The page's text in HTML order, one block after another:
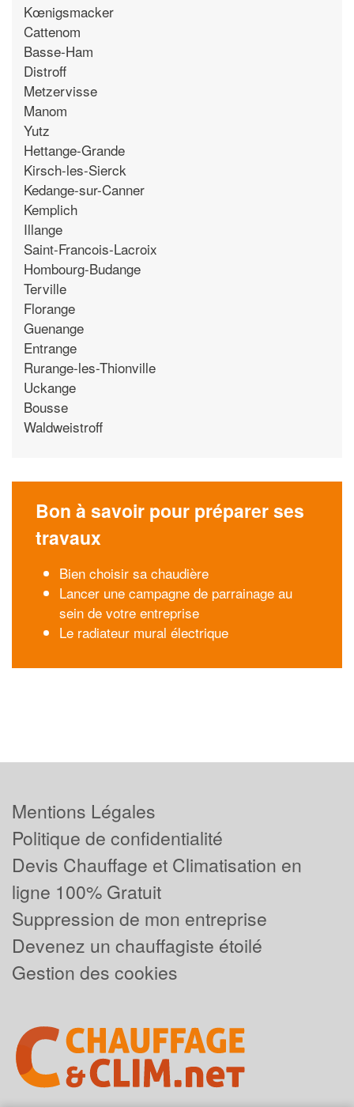
Kœnigsmacker
Cattenom
Basse-Ham
Distroff
Metzervisse
Manom
Yutz
Hettange-Grande
Kirsch-les-Sierck
Kedange-sur-Canner
Kemplich
Illange
Saint-Francois-Lacroix
Hombourg-Budange
Terville
Florange
Guenange
Entrange
Rurange-les-Thionville
Uckange
Bousse
Waldweistroff
Bon à savoir pour préparer ses
travaux
Bien choisir sa chaudière
Lancer une campagne de parrainage au
sein de votre entreprise
Le radiateur mural électrique
Mentions Légales
Politique de confidentialité
Devis Chauffage et Climatisation en
ligne 100% Gratuit
Suppression de mon entreprise
Devenez un chauffagiste étoilé
Gestion des cookies